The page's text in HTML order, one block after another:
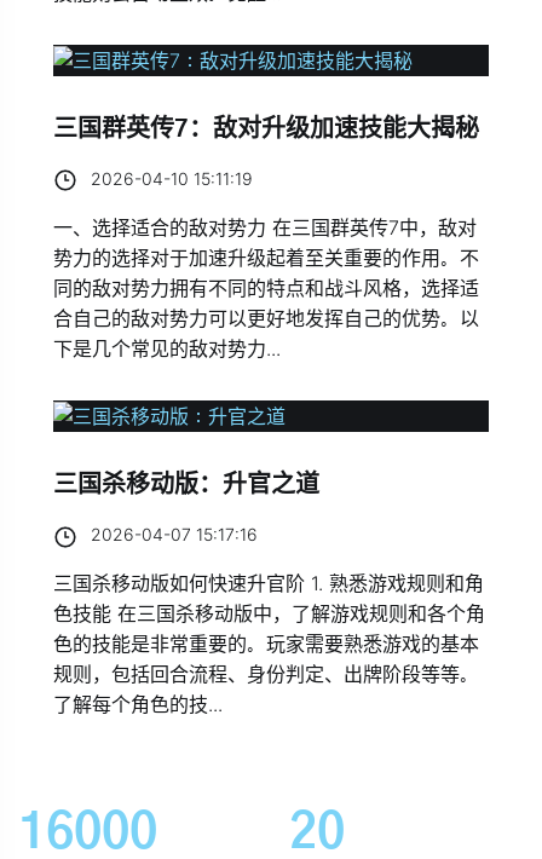
三国群英传7：敌对升级加速技能大揭秘
2026-04-10 15:11:19
一、选择适合的敌对势力 在三国群英传7中，敌对
势力的选择对于加速升级起着至关重要的作用。不
同的敌对势力拥有不同的特点和战斗风格，选择适
合自己的敌对势力可以更好地发挥自己的优势。以
下是几个常见的敌对势力...
三国杀移动版：升官之道
2026-04-07 15:17:16
三国杀移动版如何快速升官阶 1. 熟悉游戏规则和角
色技能 在三国杀移动版中，了解游戏规则和各个角
色的技能是非常重要的。玩家需要熟悉游戏的基本
规则，包括回合流程、身份判定、出牌阶段等等。
了解每个角色的技...
16000 20